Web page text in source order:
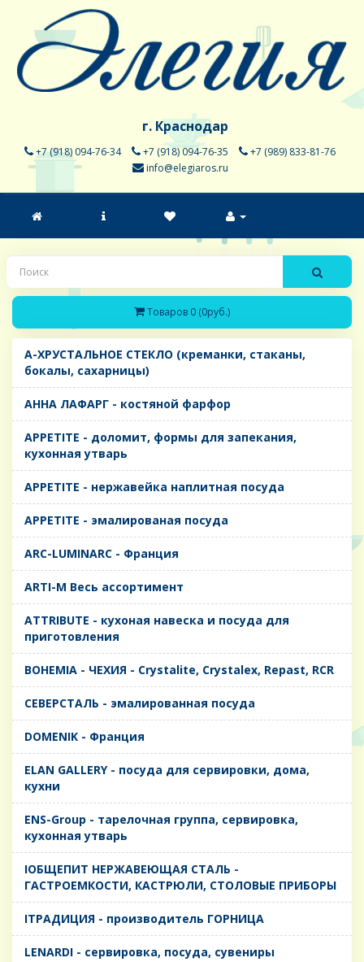
г. Краснодар
+7 (918) 094-76-34 +7 (918) 094-76-35
+7 (989) 833-81-76
info@elegiaros.ru
Товаров 0 (0руб.)
A-ХРУСТАЛЬНОЕ СТЕКЛО (креманки, стаканы,
бокалы, сахарницы)
AHHA ЛАФАРГ - костяной фарфор
APPETITE - доломит, формы для запекания,
кухонная утварь
APPETITE - нержавейка наплитная посуда
APPETITE - эмалированая посуда
ARC-LUMINARC - Франция
ARTI-M Весь ассортимент
ATTRIBUTE - кухоная навеска и посуда для
приготовления
BOHEMIA - ЧЕХИЯ - Crystalite, Crystalex, Repast, RCR
CЕВЕРСТАЛЬ - эмалированная посуда
DOMENIK - Франция
ELAN GALLERY - посуда для сервировки, дома,
кухни
ENS-Group - тарелочная группа, сервировка,
кухонная утварь
IОБЩЕПИТ НЕРЖАВЕЮЩАЯ СТАЛЬ -
ГАСТРОЕМКОСТИ, КАСТРЮЛИ, СТОЛОВЫЕ ПРИБОРЫ
IТРАДИЦИЯ - производитель ГОРНИЦА
LENARDI - сервировка, посуда, сувениры